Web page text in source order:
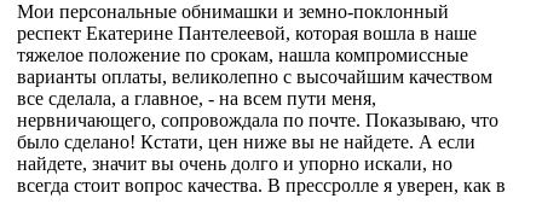
Мои персональные обнимашки и земно-поклонный
респект Екатерине Пантелеевой, которая вошла в наше
тяжелое положение по срокам, нашла компромиссные
варианты оплаты, великолепно с высочайшим качеством
все сделала, а главное, - на всем пути меня,
нервничающего, сопровождала по почте. Показываю, что
было сделано! Кстати, цен ниже вы не найдете. А если
найдете, значит вы очень долго и упорно искали, но
всегда стоит вопрос качества. В прессролле я уверен, как в